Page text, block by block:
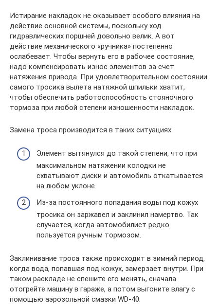
Истирание накладок не оказывает особого влияния на
действие основной системы, поскольку ход
гидравлических поршней довольно велик. А вот
действие механического «ручника» постепенно
ослабевает. Чтобы вернуть его в рабочее состояние,
надо компенсировать износ элементов за счет
натяжения привода. При удовлетворительном состоянии
самого тросика вылета натяжной шпильки хватит,
чтобы обеспечить работоспособность стояночного
тормоза при любой степени изношенности накладок.
Замена троса производится в таких ситуациях:
Элемент вытянулся до такой степени, что при
максимальном натяжении колодки не
схватывают диски и автомобиль откатывается
на любом уклоне.
Из-за постоянного попадания воды под кожух
тросика он заржавел и заклинил намертво. Так
случается, когда автомобилист редко
пользуется ручным тормозом.
Заклинивание троса также происходит в зимний период,
когда вода, попавшая под кожух, замерзает внутри. При
таком раскладе не спешите его менять, сначала
отогрейте машину в гараже, а потом выгоните влагу с
помощью аэрозольной смазки WD-40.